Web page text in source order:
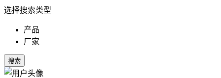
选择搜索类型
产品
厂家
搜索